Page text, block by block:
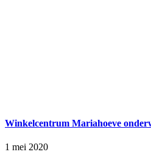
Winkelcentrum Mariahoeve
1 mei 2020